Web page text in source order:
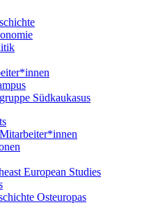
Südkaukasus
European Studies
Osteuropas